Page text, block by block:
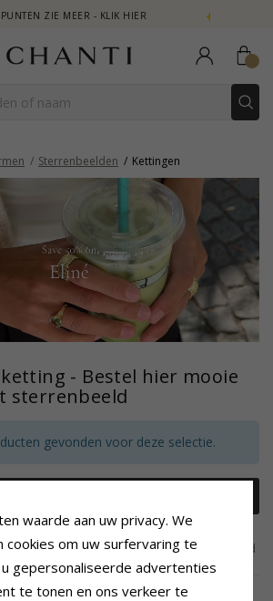
- KLIK HIER NEW COLLECTION |
Sterrenbeelden Kettingen
- Bestel hier mooie
sterrenbeeld
gevonden voor deze selectie.
een persoonlijk aanzien en wij hebben veel
Sterrenbeeld kettingen geven persoonlijkheid
ze draagt. Een sterrenbeeld ketting vertelt wie je
kettingen zijn in verschillende materialen
de vraag of je een sterrenbeeld ketting in goud
Læs mere
waarde aan uw privacy. We
cookies om uw surfervaring te
gepersonaliseerde advertenties
te tonen en ons verkeer te